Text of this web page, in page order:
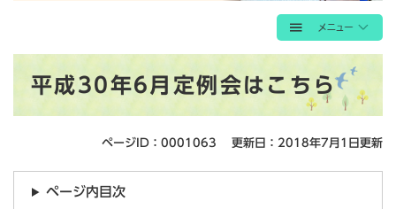
平成30年6月定例会はこちら
ページID：0001063 更新日：2018年7月1日更新
ページ内目次